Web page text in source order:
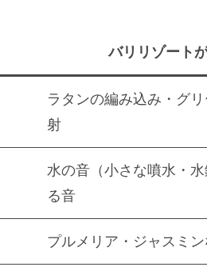
バリリゾート
ラタンの編み込み・グ
射
水の音（小さな噴水・
る音
プルメリア・ジャスミ